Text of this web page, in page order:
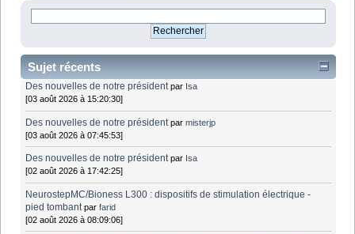
Sujet récents
Des nouvelles de notre président par Isa
[03 août 2026 à 15:20:30]
Des nouvelles de notre président parmisterjp
[03 août 2026 à 07:45:53]
Des nouvelles de notre président par Isa
[02 août 2026 à 17:42:25]
NeurostepMC/Bioness L300 : dispositifs de stimulation électrique -
pied tombant parfarid
[02 août 2026 à 08:09:06]